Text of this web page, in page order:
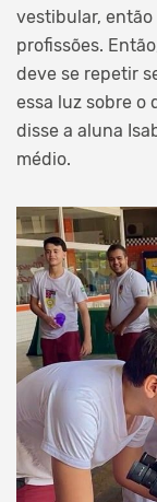
vestibular,
profissões.
deve se repetir
essa luz sobre o
disse a aluna
médio.